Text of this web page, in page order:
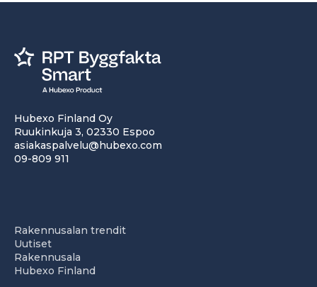
Hubexo Finland Oy
Ruukinkuja 3, 02330 Espoo
asiakaspalvelu@hubexo.com
09-809 911
Rakennusalan trendit
Uutiset
Rakennusala
Hubexo Finland